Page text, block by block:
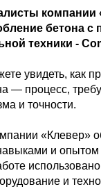
компании
бетона
техники -
увидеть, как
— процесс,
и точности.
«Клевер»
и
и